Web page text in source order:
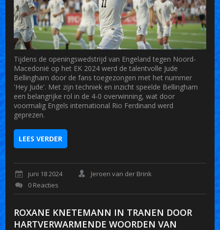
Tijdens de openingswedstrijd van Engeland tegen Noord-
Macedonië op het EK 2024 werd de talentvolle Jude
Bellingham door de fans toegezongen met het nummer
'Hey Jude'. Met zijn techniek en inzicht speelde Bellingham
een belangrijke rol in de 4-0 overwinning, wat door
voormalig Engels international Rio Ferdinand werd
geprezen.
LEES VERDER
juni 18 2024
Jeroen van der Brink
0 Reacties
ROXANE KNETEMANN IN TRANEN DOOR
HARTVERWARMENDE WOORDEN VAN